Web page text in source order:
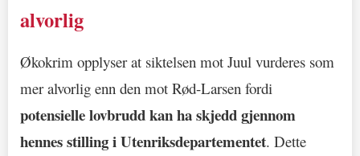
alvorlig
Økokrim opplyser at siktelsen mot Juul vurderes som
mer alvorlig enn den mot Rød-Larsen fordi
potensielle lovbrudd kan ha skjedd gjennom
hennes stilling i Utenriksdepartementet. Dette